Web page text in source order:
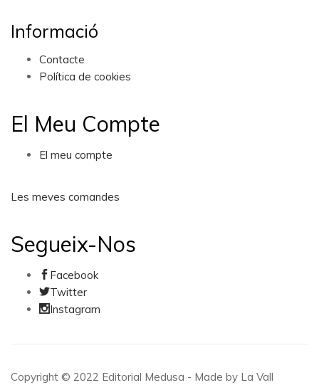
Informació
Contacte
Política de cookies
El Meu Compte
El meu compte
Les meves comandes
Segueix-Nos
Facebook
Twitter
Instagram
Copyright © 2022 Editorial Medusa - Made by La Vall